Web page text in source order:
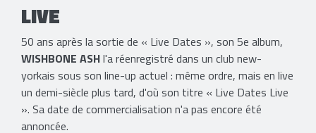
LIVE
50 ans après la sortie de « Live Dates », son 5e album,
WISHBONE ASHl'a réenregistré dans un club new-
yorkais sous son line-up actuel : même ordre, mais en live
un demi-siècle plus tard, d'où son titre « Live Dates Live
». Sa date de commercialisation n'a pas encore été
annoncée.